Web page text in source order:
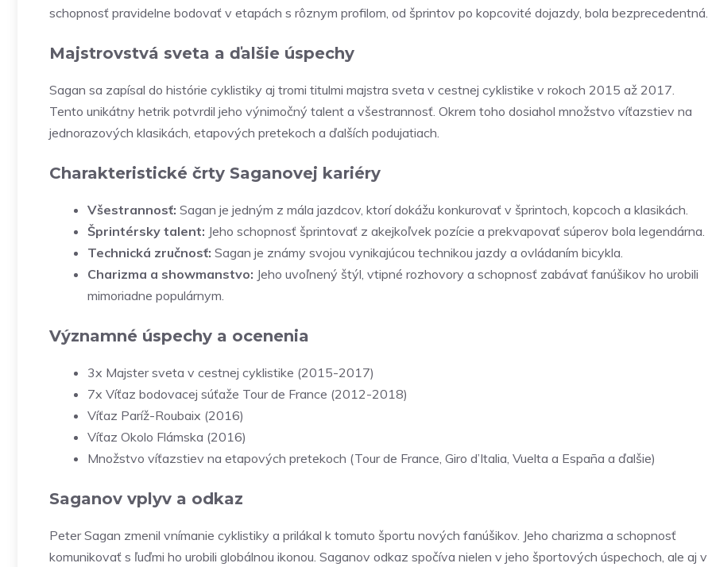
schopnosť pravidelne bodovať v etapách s rôznym profilom, od šprintov po kopcovité dojazdy, bola bezprecedentná.
Majstrovstvá sveta a ďalšie úspechy
Sagan sa zapísal do histórie cyklistiky aj tromi titulmi majstra sveta v cestnej cyklistike v rokoch 2015 až 2017.
Tento unikátny hetrik potvrdil jeho výnimočný talent a všestrannosť. Okrem toho dosiahol množstvo víťazstiev na
jednorazových klasikách, etapových pretekoch a ďalších podujatiach.
Charakteristické črty Saganovej kariéry
Všestrannosť: Sagan je jedným z mála jazdcov, ktorí dokážu konkurovať v šprintoch, kopcoch a klasikách.
Šprintérsky talent: Jeho schopnosť šprintovať z akejkoľvek pozície a prekvapovať súperov bola legendárna.
Technická zručnosť: Sagan je známy svojou vynikajúcou technikou jazdy a ovládaním bicykla.
Charizma a showmanstvo: Jeho uvoľnený štýl, vtipné rozhovory a schopnosť zabávať fanúšikov ho urobili
mimoriadne populárnym.
Významné úspechy a ocenenia
3x Majster sveta v cestnej cyklistike (2015-2017)
7x Víťaz bodovacej súťaže Tour de France (2012-2018)
Víťaz Paríž-Roubaix (2016)
Víťaz Okolo Flámska (2016)
Množstvo víťazstiev na etapových pretekoch (Tour de France, Giro d’Italia, Vuelta a España a ďalšie)
Saganov vplyv a odkaz
Peter Sagan zmenil vnímanie cyklistiky a prilákal k tomuto športu nových fanúšikov. Jeho charizma a schopnosť
komunikovať s ľuďmi ho urobili globálnou ikonou. Saganov odkaz spočíva nielen v jeho športových úspechoch, ale aj v